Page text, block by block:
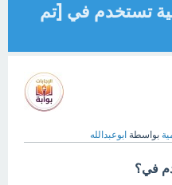
تستخدم في [تم
بواسطة ابوعبدالله
في؟